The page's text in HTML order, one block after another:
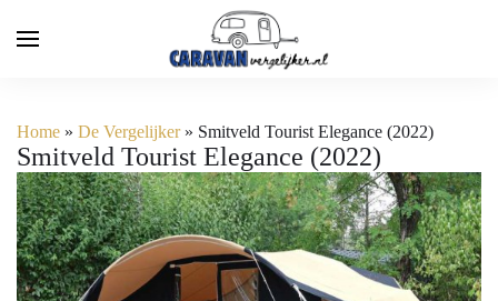
Home » De Vergelijker» Smitveld Tourist Elegance (2022)
Smitveld Tourist Elegance (2022)